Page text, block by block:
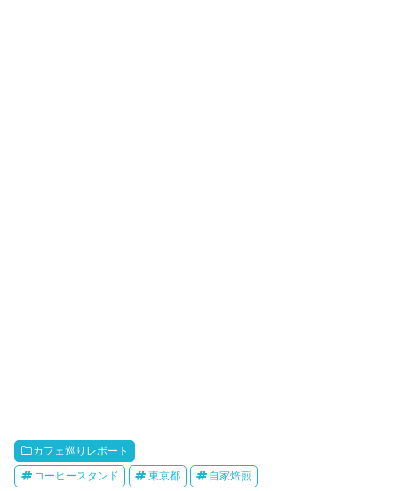
カフェ巡りレポート
コーヒースタンド 東京都 自家焙煎